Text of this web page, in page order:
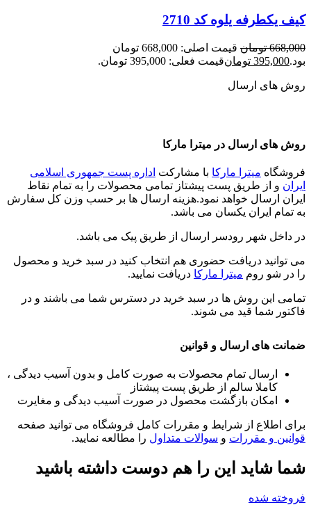
کیف یکطرفه یلوه کد 2710
668,000 تومان
قیمت اصلی: 668,000 تومان
بود.395,000 تومانقیمت فعلی: 395,000 تومان.
روش های ارسال
روش های ارسال در میترا مارکا
فروشگاه میترا مارکا با مشارکت اداره پست جمهوری اسلامی
ایران و از طریق پست پیشتاز تمامی محصولات را به تمام نقاط
ایران ارسال خواهد نمود.هزینه ارسال ها بر حسب وزن کل سفارش
به تمام ایران یکسان می باشد.
در داخل شهر رودسر ارسال از طریق پیک می باشد.
می توانید دریافت حضوری هم انتخاب کنید در سبد خرید و محصول
را در شو روم میترا مارکا دریافت نمایید.
تمامی این روش ها در سبد خرید در دسترس شما می باشند و در
فاکتور شما قید می شوند.
ضمانت های ارسال و قوانین
ارسال تمام محصولات به صورت کامل و بدون آسیب دیدگی ،
کاملا سالم از طریق پست پیشتاز
امکان بازگشت محصول در صورت آسیب دیدگی و مغایرت
برای اطلاع از شرایط و مقررات کامل فروشگاه می توانید صفحه
قوانین و مقررات و سوالات متداول را مطالعه نمایید.
شما شاید این را هم دوست داشته باشید
فروخته شده